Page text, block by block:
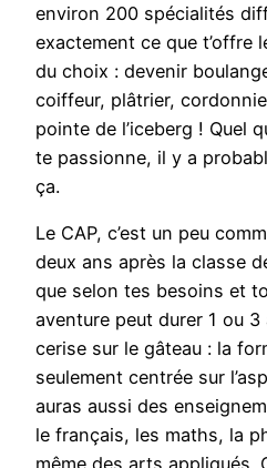
environ 200 spécialités
exactement ce que t’offre
du choix : devenir
coiffeur, plâtrier,
pointe de l’iceberg ! Quel
te passionne, il y a
ça.
Le CAP, c’est un peu
deux ans après la classe
que selon tes besoins et
aventure peut durer 1 ou
cerise sur le gâteau : la
seulement centrée sur
auras aussi des
le français, les maths, la